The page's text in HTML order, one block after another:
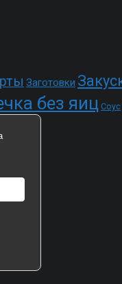
Заготовки
без яиц Соус